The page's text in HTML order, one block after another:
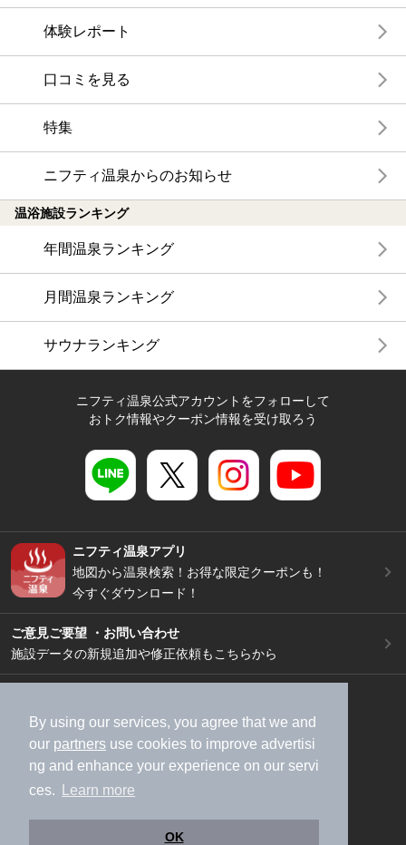
By using our services, you agree that we and
our partners use cookies to improve advertisi
ng and enhance your experience on our servi
ces.
Learn more
OK
体験レポート
口コミを見る
特集
ニフティ温泉からのお知らせ
温浴施設ランキング
年間温泉ランキング
月間温泉ランキング
サウナランキング
ニフティ温泉公式アカウントをフォローして
おトク情報やクーポン情報を受け取ろう
ニフティ温泉アプリ
地図から温泉検索！お得な限定クーポンも！
今すぐダウンロード！
ご意見ご要望 ・お問い合わせ
施設データの新規追加や修正依頼もこちらから
加盟店募集（資料請求）
広告出稿のご案内
利用規約
ライフスタイルMEMBERS+規約
特定商取引法に基づく表記
ヘルプ
採用情報
運営会社